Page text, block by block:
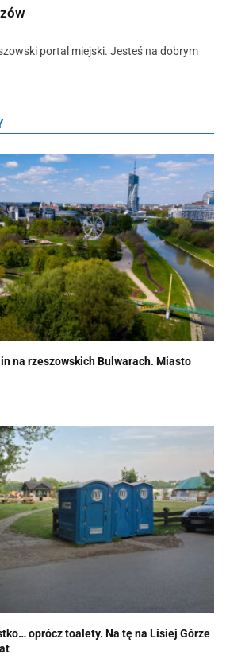
portal miejski. Jesteś na dobrym
na rzeszowskich Bulwarach. Miasto
oprócz toalety. Na tę na Lisiej Górze